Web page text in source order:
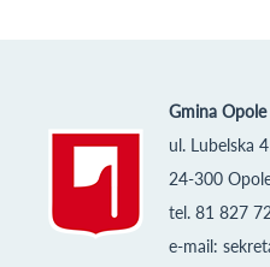
Gmina Opole
ul. Lubelska 4
24-300
tel. 81 827
e-mail: